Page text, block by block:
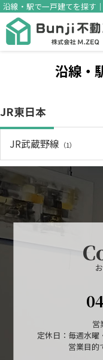
沿線・駅で一戸建てを探す
戸建てのことならBunji不動
沿線・
JR東日本
JR武蔵野線 （1）
営
定休日：毎週水曜
営業目的